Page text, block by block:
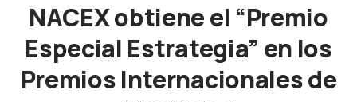
NACEX obtiene el “Premio
Especial Estrategia” en los
Premios Internacionales de